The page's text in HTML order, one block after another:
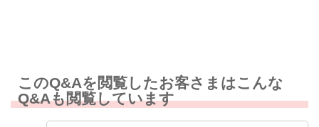
このQ&Aを閲覧したお客さまはこんな
Q&Aも閲覧しています